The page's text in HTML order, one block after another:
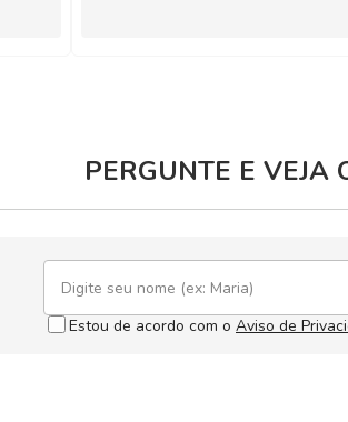
PERGUNTE E VEJA
Estou de acordo com o Aviso de